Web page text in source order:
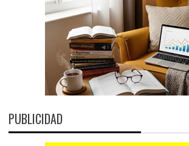
PUBLICIDAD